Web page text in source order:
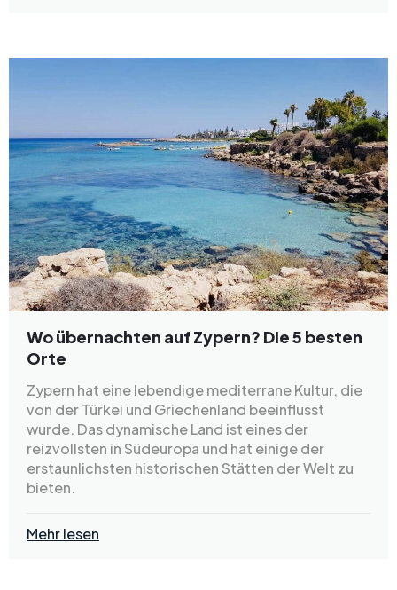
Wo übernachten auf Zypern? Die 5 besten
Orte
Zypern hat eine lebendige mediterrane Kultur, die
von der Türkei und Griechenland beeinflusst
wurde. Das dynamische Land ist eines der
reizvollsten in Südeuropa und hat einige der
erstaunlichsten historischen Stätten der Welt zu
bieten.
Mehr lesen